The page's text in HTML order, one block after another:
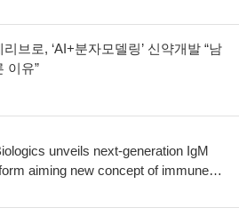
리브로, ‘AI+분자모델링’ 신약개발 “남
이유”
unveils next-generation IgM
aiming new concept of immune